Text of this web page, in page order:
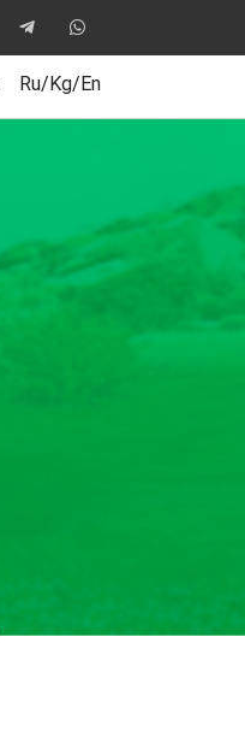
Ru/Kg/En